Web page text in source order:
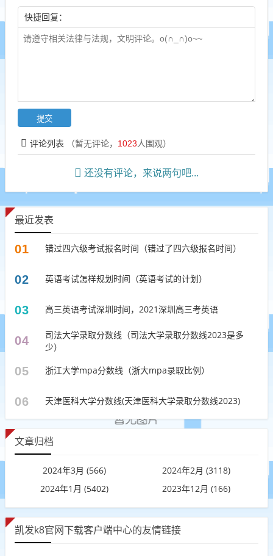
快捷回复：
评论列表 （暂无评论， 1023人围观）
还没有评论，来说两句吧...
最近发表
01 错过四六级考试报名时间（错过了四六级报名时间）
02 英语考试怎样规划时间（英语考试的计划）
03 高三英语考试深圳时间，2021深圳高三考英语
04
司法大学录取分数线（司法大学录取分数线2023是多
少）
05 浙江大学mpa分数线（浙大mpa录取比例）
06 天津医科大学分数线(天津医科大学录取分数线2023)
文章归档
2024年3月 (566)
2024年2月 (3118)
2024年1月 (5402)
2023年12月 (166)
凯发k8官网下载客户端中心的友情链接